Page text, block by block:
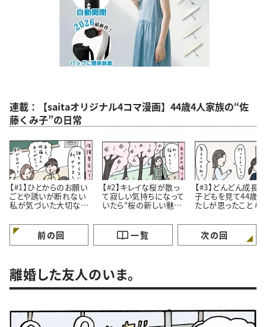
連載：【saitaオリジナル4コマ漫画】44歳4人家族の“佐
藤くみ子”の日常
【#1】ひとからのお願い
ごとや誘いが断れない
私が気づいた大切なこ
【#2】キレイな桜が散っ
て寂しい気持ちになって
いたら"桜の新しい魅
#4コマ漫画
【#3】どんどん成長
子どもを見て44歳
たしが思ったこと #4コ
前の回 一覧 次の回
離婚した友人のいま。